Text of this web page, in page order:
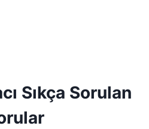
Sıkça Sorulan